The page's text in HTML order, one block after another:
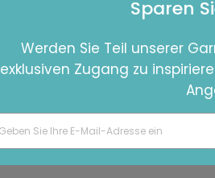
Sparen
Werden Sie Teil unserer
exklusiven Zugang zu